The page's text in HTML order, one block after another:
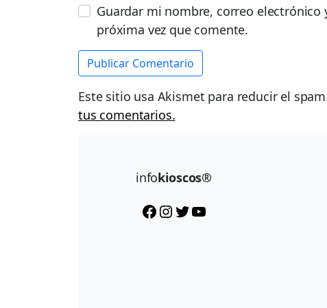
Guardar mi nombre, correo electrónico
próxima vez que comente.
Este sitio usa Akismet para reducir el
tus comentarios.
infokioscos®
Facebook Instagram Twitter YouTube